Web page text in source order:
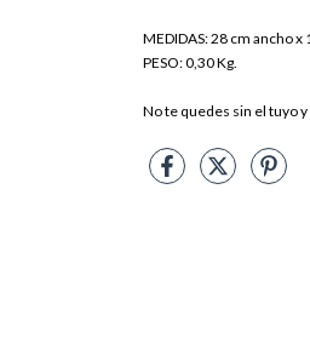
MEDIDAS: 28 cm ancho x
PESO: 0,30 Kg.
No te quedes sin el tuyo